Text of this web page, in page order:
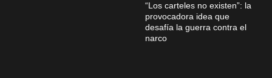
“Los carteles no existen”: la
provocadora idea que
desafía la guerra contra el
narco